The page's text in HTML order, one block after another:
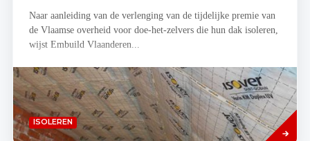
Naar aanleiding van de verlenging van de tijdelijke premie van
de Vlaamse overheid voor doe-het-zelvers die hun dak isoleren,
wijst Embuild Vlaanderen...
ISOLEREN
Lees
meer